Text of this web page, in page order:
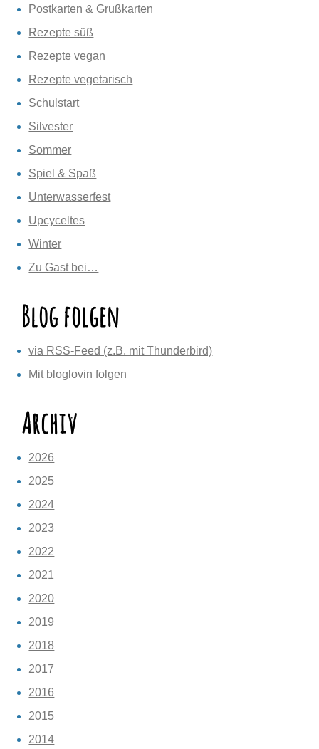
Postkarten & Grußkarten
Rezepte süß
Rezepte vegan
Rezepte vegetarisch
Schulstart
Silvester
Sommer
Spiel & Spaß
Unterwasserfest
Upcyceltes
Winter
Zu Gast bei…
Blog folgen
via RSS-Feed (z.B. mit Thunderbird)
Mit bloglovin folgen
Archiv
2026
2025
2024
2023
2022
2021
2020
2019
2018
2017
2016
2015
2014